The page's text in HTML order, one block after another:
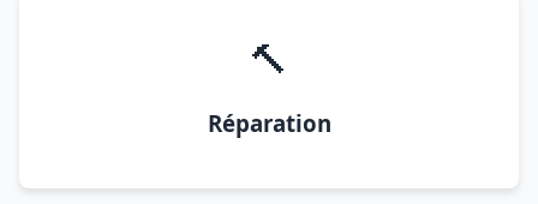
🔨
Réparation